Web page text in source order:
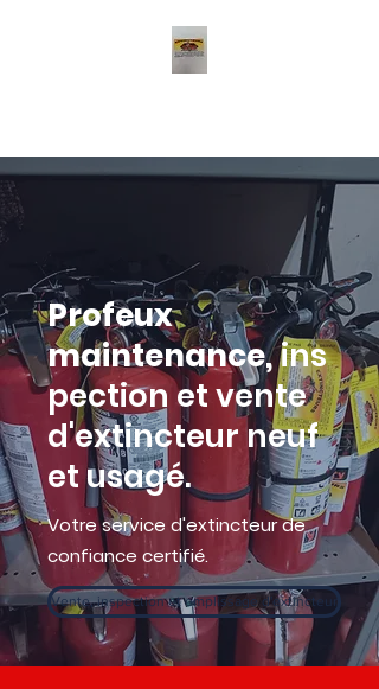
Profeux
maintenance,ins
pection et vente
d'extincteur neuf
et usagé.
Votre service d'extincteur de
confiance certifié.
Vente, inspection et emplissage d'extincteur